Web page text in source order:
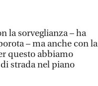
la sorveglianza – ha
– ma anche con la
questo abbiamo
strada nel piano